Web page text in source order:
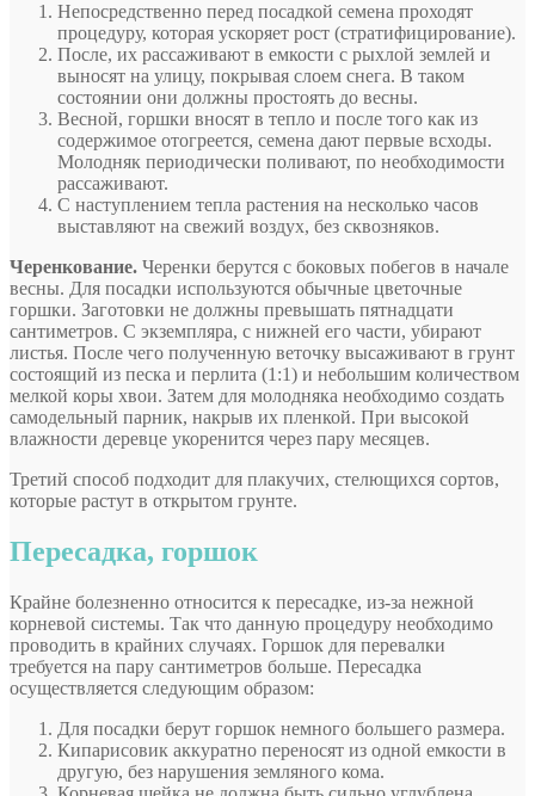
Непосредственно перед посадкой семена проходят
процедуру, которая ускоряет рост (стратифицирование).
После, их рассаживают в емкости с рыхлой землей и
выносят на улицу, покрывая слоем снега. В таком
состоянии они должны простоять до весны.
Весной, горшки вносят в тепло и после того как из
содержимое отогреется, семена дают первые всходы.
Молодняк периодически поливают, по необходимости
рассаживают.
С наступлением тепла растения на несколько часов
выставляют на свежий воздух, без сквозняков.
Черенкование. Черенки берутся с боковых побегов в начале
весны. Для посадки используются обычные цветочные
горшки. Заготовки не должны превышать пятнадцати
сантиметров. С экземпляра, с нижней его части, убирают
листья. После чего полученную веточку высаживают в грунт
состоящий из песка и перлита (1:1) и небольшим количеством
мелкой коры хвои. Затем для молодняка необходимо создать
самодельный парник, накрыв их пленкой. При высокой
влажности деревце укоренится через пару месяцев.
Третий способ подходит для плакучих, стелющихся сортов,
которые растут в открытом грунте.
Пересадка, горшок
Крайне болезненно относится к пересадке, из-за нежной
корневой системы. Так что данную процедуру необходимо
проводить в крайних случаях. Горшок для перевалки
требуется на пару сантиметров больше. Пересадка
осуществляется следующим образом:
Для посадки берут горшок немного большего размера.
Кипарисовик аккуратно переносят из одной емкости в
другую, без нарушения земляного кома.